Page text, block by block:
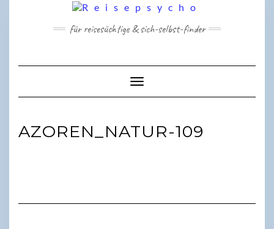
für reisesüchtige & sich-selbst-finder
Toggle Navigation
AZOREN_NATUR-109